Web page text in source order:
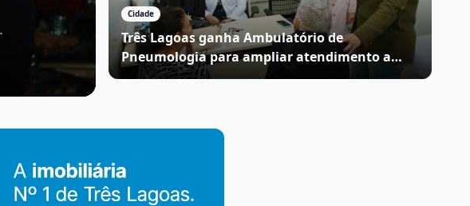
Cidade
Três Lagoas ganha Ambulatório de
Pneumologia para ampliar atendimento a
pacientes do SUS